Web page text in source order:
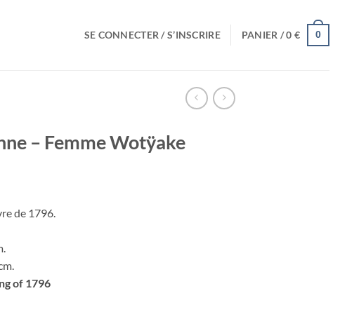
SE CONNECTER / S’INSCRIRE PANIER /0€ 0
– Femme Wotÿake
de 1796.
of 1796